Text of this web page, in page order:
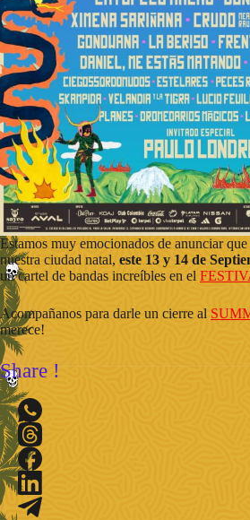
Estamos muy emocionados de anunciar
nuestra ciudad natal, este 13 y 14 de
un cartel de bandas increíbles en el
Acompañanos para darle un cierre al
merece!
Share !